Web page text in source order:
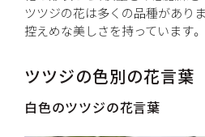
ツツジの花は多くの品種があり
控えめな美しさを持っています。
ツツジの色別の花言葉
白色のツツジの花言葉